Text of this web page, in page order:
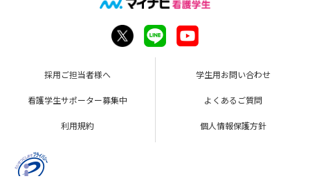
採用ご担当者様へ 学生用お問い合わせ
看護学生サポーター募集中 よくあるご質問
利用規約 個人情報保護方針